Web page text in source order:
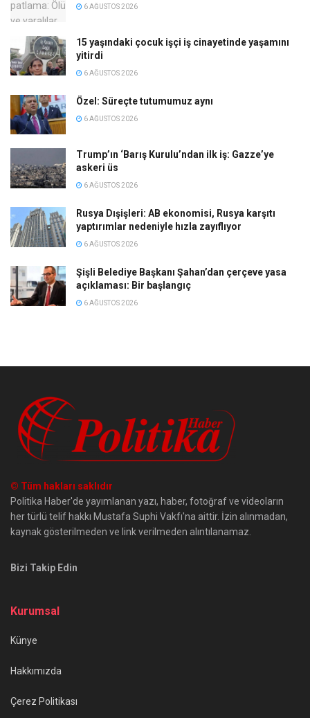
6 AĞUSTOS 2026
15 yaşındaki çocuk işçi iş cinayetinde yaşamını
yitirdi
6 AĞUSTOS 2026
Özel: Süreçte tutumumuz aynı
6 AĞUSTOS 2026
Trump’ın ‘Barış Kurulu’ndan ilk iş: Gazze’ye
askeri üs
6 AĞUSTOS 2026
Rusya Dışişleri: AB ekonomisi, Rusya karşıtı
yaptırımlar nedeniyle hızla zayıflıyor
6 AĞUSTOS 2026
Şişli Belediye Başkanı Şahan’dan çerçeve yasa
açıklaması: Bir başlangıç
6 AĞUSTOS 2026
© Tüm hakları saklıdır
Politika Haber'de yayımlanan yazı, haber, fotoğraf ve videoların
her türlü telif hakkı Mustafa Suphi Vakfı'na aittir. İzin alınmadan,
kaynak gösterilmeden ve link verilmeden alıntılanamaz.
Bizi Takip Edin
Kurumsal
Künye
Hakkımızda
Çerez Politikası